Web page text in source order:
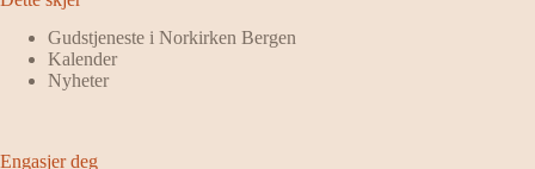
Gudstjeneste i Norkirken Bergen
Kalender
Nyheter
Engasjer deg